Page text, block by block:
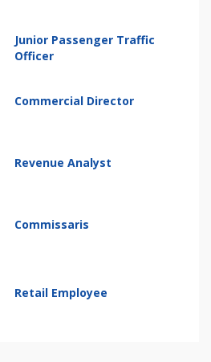
Junior Passenger Traffic
Officer
Commercial Director
Revenue Analyst
Commissaris
Retail Employee